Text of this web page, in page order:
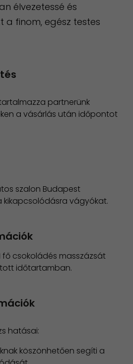
élvezetessé és
a finom, egész testes
partnerünk
a vásárlás után időpontot
szalon Budapest
vágyókat.
fő csokoládés masszázsát
időtartamban.
hatásai:
köszönhetően segíti a